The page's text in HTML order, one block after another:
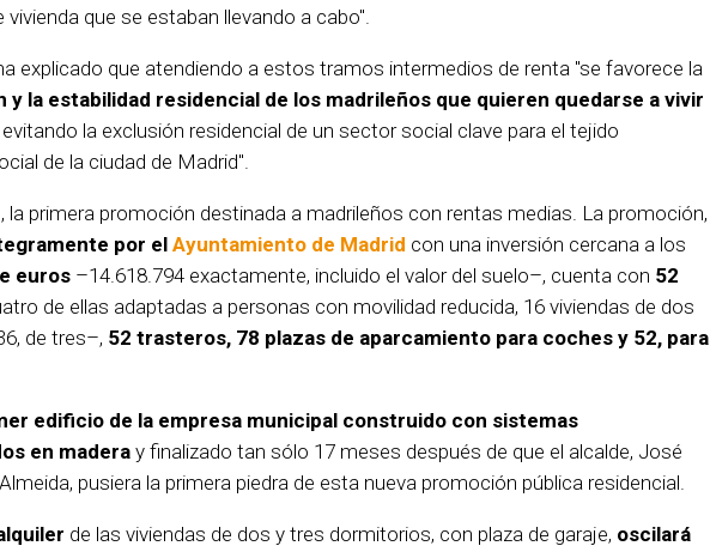
vivienda que se estaban llevando a cabo".
explicado que atendiendo a estos tramos intermedios de renta "se favorece la
y la estabilidad residencial de los madrileños que quieren quedarse a vivir
evitando la exclusión residencial de un sector social clave para el tejido
de la ciudad de Madrid".
la primera promoción destinada a madrileños con rentas medias. La promoción,
por el Ayuntamiento de Madrid con una inversión cercana a los
euros –14.618.794 exactamente, incluido el valor del suelo–, cuenta con 52
de ellas adaptadas a personas con movilidad reducida, 16 viviendas de dos
de tres–, 52 trasteros, 78 plazas de aparcamiento para coches y 52, para
edificio de la empresa municipal construido con sistemas
en madera y finalizado tan sólo 17 meses después de que el alcalde, José
pusiera la primera piedra de esta nueva promoción pública residencial.
de las viviendas de dos y tres dormitorios, con plaza de garaje, oscilará